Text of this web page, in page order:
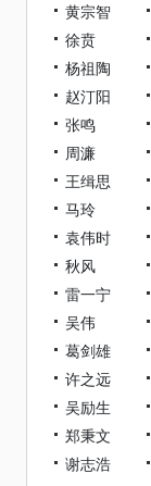
黄宗智
徐贲
杨祖陶
赵汀阳
张鸣
周濂
王缉思
马玲
袁伟时
秋风
雷一宁
吴伟
葛剑雄
许之远
吴励生
郑秉文
谢志浩